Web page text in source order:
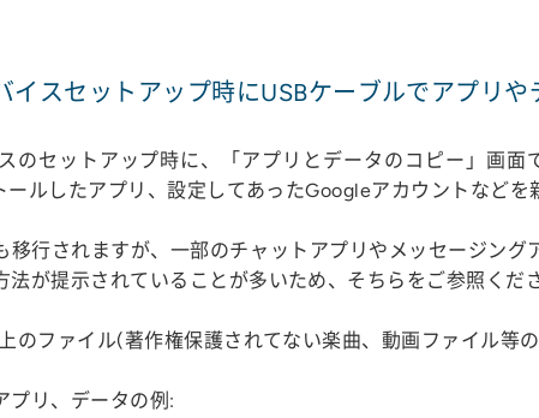
イスセットアップ時にUSBケーブルでアプリや
のセットアップ時に、「アプリとデータのコピー」画
ルしたアプリ、設定してあったGoogleアカウントなどを
移行されますが、一部のチャットアプリやメッセージン
法が提示されていることが多いため、そちらをご参照くださ
のファイル(著作権保護されてない楽曲、動画ファイル等
プリ、データの例: